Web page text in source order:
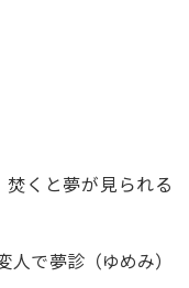
くと夢が見られる
で夢診（ゆめみ）